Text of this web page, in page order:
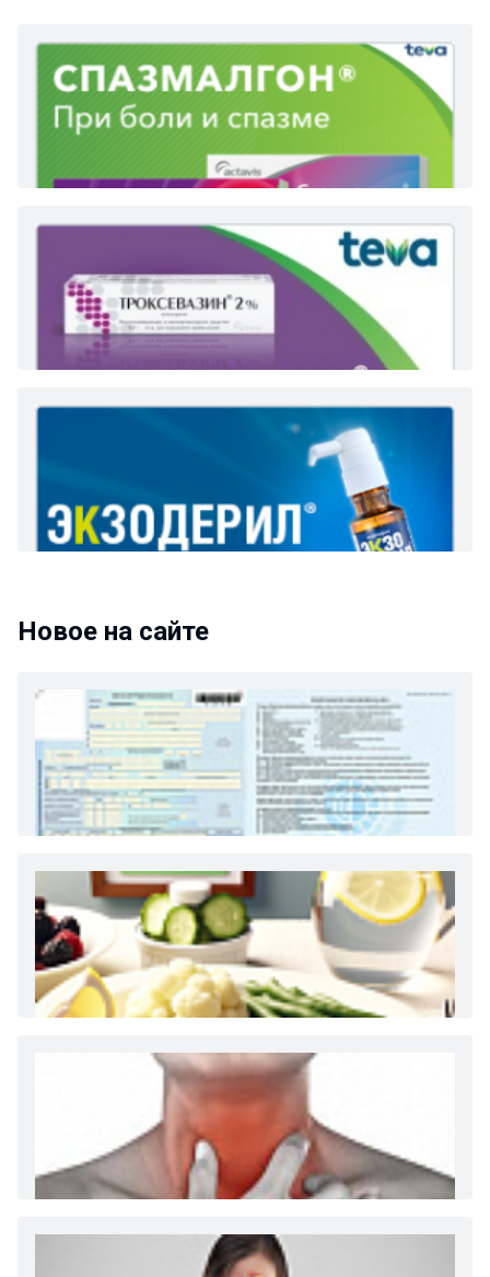
Новое на сайте
Как и сколько денег можно получить по
Диета 7 стол при заболеваниях почек (острый и